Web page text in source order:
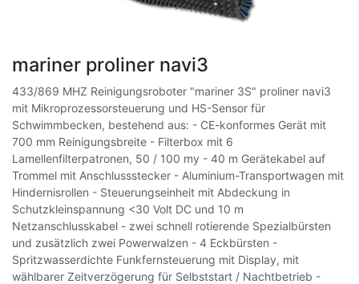
mariner proliner navi3
433/869 MHZ Reinigungsroboter "mariner 3S" proliner navi3
mit Mikroprozessorsteuerung und HS-Sensor für
Schwimmbecken, bestehend aus: - CE-konformes Gerät mit
700 mm Reinigungsbreite - Filterbox mit 6
Lamellenfilterpatronen, 50 / 100 my - 40 m Gerätekabel auf
Trommel mit Anschlussstecker - Aluminium-Transportwagen mit
Hindernisrollen - Steuerungseinheit mit Abdeckung in
Schutzkleinspannung <30 Volt DC und 10 m
Netzanschlusskabel - zwei schnell rotierende Spezialbürsten
und zusätzlich zwei Powerwalzen - 4 Eckbürsten -
Spritzwasserdichte Funkfernsteuerung mit Display, mit
wählbarer Zeitverzögerung für Selbststart / Nachtbetrieb -